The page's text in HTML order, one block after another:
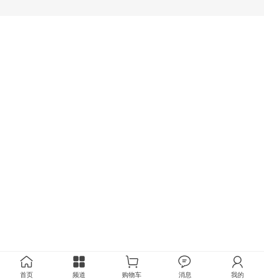
首页 频道 购物车 消息 我的